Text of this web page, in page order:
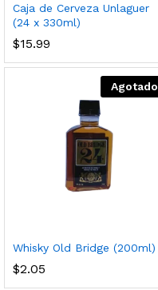
Caja de Cerveza Unlaguer
(24 x 330ml)
$15.99
Agotado
Whisky Old Bridge (200ml)
$2.05